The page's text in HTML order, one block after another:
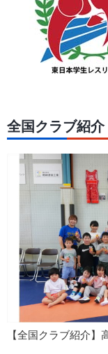
全国クラブ紹介
【全国クラブ紹介】